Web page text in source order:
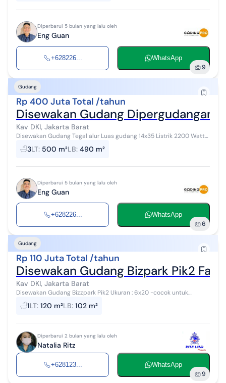
Diperbarui 5 bulan yang lalu oleh
Eng Guan
+628226... WhatsApp
9
Gudang
Rp 400 Juta Total /tahun
Disewakan Gudang Dipergudangan
Kav DKI, Jakarta Barat
Disewakan Gudang Tegal alur Luas gudang 14x35 Listrik 2200 Watt
Air sumur pompa Kondisi masih bagus dan belum di renov Harga
sewa 400jt/th...
3LT: 500 m²LB: 490 m²
Diperbarui 5 bulan yang lalu oleh
Eng Guan
+628226... WhatsApp
6
Gudang
Rp 110 Juta Total /tahun
Disewakan Gudang Bizpark Pik2
Kav DKI, Jakarta Barat
Disewakan Gudang Bizzpark Pik2 Ukuran : 6x20 -cocok untuk
pengusaha -akses mudah -fasilitas modern -lokasi strategis
Informasi detail Hubung...
1LT: 120 m²LB: 102 m²
Diperbarui 2 bulan yang lalu oleh
Natalia Ritz
+628123... WhatsApp
9